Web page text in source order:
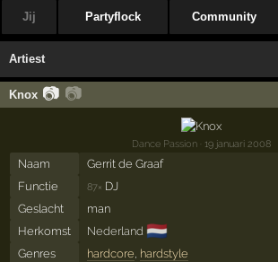
Jij Partyflock Community
Artiest
Knox 📷 📷
Dance Passion· 19 januari 2008
Naam
Gerrit de Graaf
Functie
87× DJ
Geslacht
man
Herkomst
Nederland 🇳🇱
Genres hardcore hardstyle